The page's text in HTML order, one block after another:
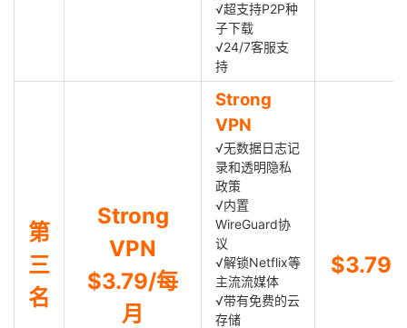
√超支持P2P种
子下载
√24/7客服支
持
第
三
名
Strong
VPN
$3.79/每
月
Strong
VPN
√无数据日志记
录和透明隐私
政策
√内置
WireGuard协
议
√解锁Netflix等
主流流媒体
√带有免费的云
存储
$3.79